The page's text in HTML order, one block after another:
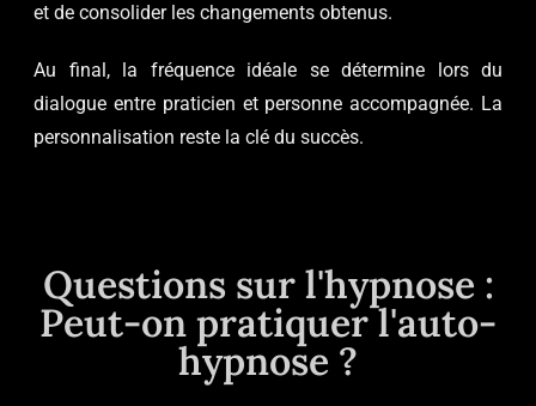
et de consolider les changements obtenus.
Au final, la fréquence idéale se détermine lors du
dialogue entre praticien et personne accompagnée. La
personnalisation reste la clé du succès.
Questions sur l'hypnose :
Peut-on pratiquer l'auto-
hypnose ?